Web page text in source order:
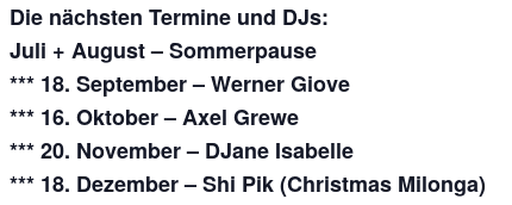
Die nächsten Termine und DJs:
Juli + August – Sommerpause
*** 18. September – Werner Giove
*** 16. Oktober – Axel Grewe
*** 20. November – DJane Isabelle
*** 18. Dezember – Shi Pik (Christmas Milonga)